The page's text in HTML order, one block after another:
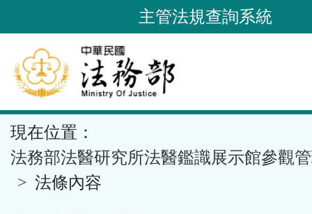
到
要
內
容
區
塊
主管法規查詢系統
現在位置：
法務部法醫研究所法醫鑑識展示館參觀
法條內容